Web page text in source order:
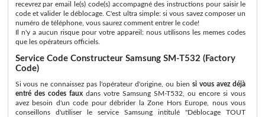
recevrez par email le(s) code(s) accompagné des instructions pour saisir le
code et valider le déblocage. C'est ultra simple: si vous savez composer un
numéro de téléphone, vous saurez comment entrer le code!
Il n'y a aucun risque pour votre appareil: nous utilisons les memes codes
que les opérateurs officiels.
Service Code Constructeur Samsung SM-T532 (Factory
Code)
Si vous ne connaissez pas l'opérateur d'origine, ou bien si vous avez déjà
entré des codes fauxdans votre Samsung SM-T532, ou encore si vous
avez besoin d'un code pour débrider la Zone Hors Europe, nous vous
conseillons d'utiliser le service Samsung intitulé "Déblocage TOUT